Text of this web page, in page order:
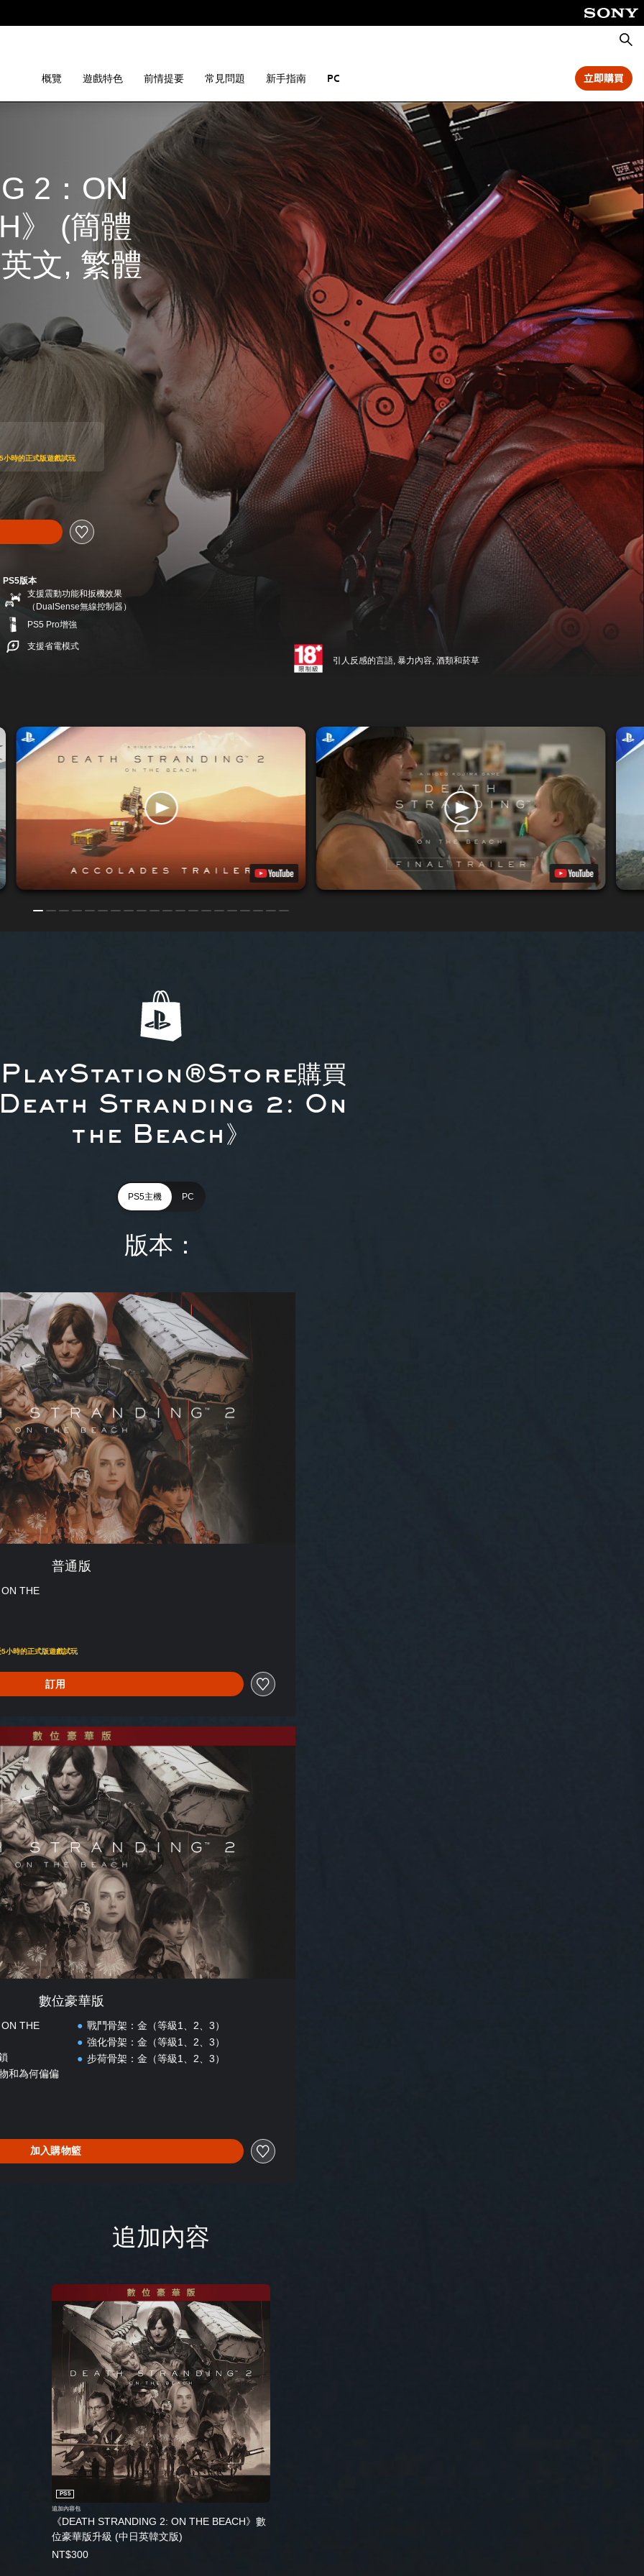
搜
尋
概覽 遊戲特色 前情提要 常見問題 新手指南 PC 立即購買
2：ON
》 (簡體
文, 繁體
時的正式版遊戲試玩
PS5版本
支援震動功能和扳機效果
（DualSense無線控制器）
PS5 Pro增強
支援省電模式
引人反感的言語, 暴力內容, 酒類和菸草
PlayStation®Store購買
Death Stranding 2: On
the Beach》
PS5主機 PC
版本：
普通版
THE
小時的正式版遊戲試玩
訂用
數位豪華版
THE
和為何偏偏
戰鬥骨架：金（等級1、2、3）
強化骨架：金（等級1、2、3）
步荷骨架：金（等級1、2、3）
加入購物籃
追加內容
《DEATH STRANDING 2: ON THE BEACH》數
位豪華版升級 (中日英韓文版)
PS5
追加內容包
NT$300